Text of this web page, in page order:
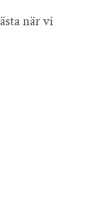
när vi